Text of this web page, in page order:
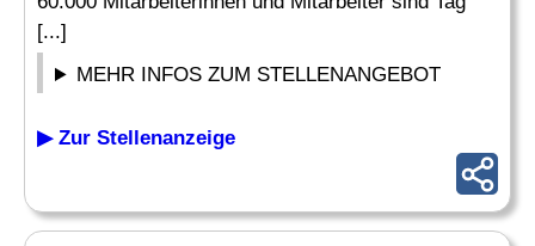
[...]
MEHR INFOS ZUM STELLENANGEBOT
▶ Zur Stellenanzeige